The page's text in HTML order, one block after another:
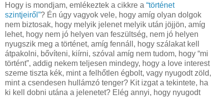
Hogy is mondjam, emlékeztek a cikkre a “történet
szintjeiről”? Én úgy vagyok vele, hogy amíg olyan dolgok
nem biztosak, hogy melyik jelenet melyik után jöjjön, amíg
lehet, hogy nem jó helyen van feszültség, nem jó helyen
nyugszik meg a történet, amíg fennáll, hogy szálakat kell
átpakolni, bővíteni, kiírni, szóval amíg nem tudom, hogy “mi
történt”, addig nekem teljesen mindegy, hogy a love interest
szeme tiszta kék, mint a felhőtlen égbolt, vagy nyugodt zöld,
mint a csendesen hullámzó tenger? Kit izgat a tekintete, ha
ki kell dobni utána a jelenetet? Elég annyi, hogy nyugodt